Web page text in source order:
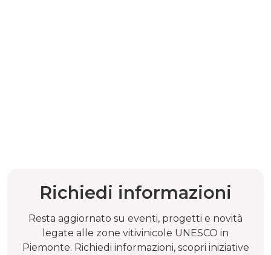
Richiedi informazioni
Resta aggiornato su eventi, progetti e novità
legate alle zone vitivinicole UNESCO in
Piemonte. Richiedi informazioni, scopri iniziative